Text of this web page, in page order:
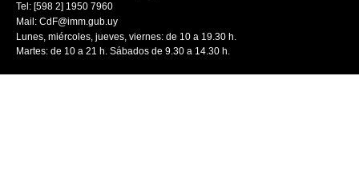
Tel: [598 2] 1950 7960
Mail: CdF@imm.gub.uy
Lunes, miércoles, jueves, viernes: de 10 a 19.30 h.
Martes: de 10 a 21 h. Sábados de 9.30 a 14.30 h.